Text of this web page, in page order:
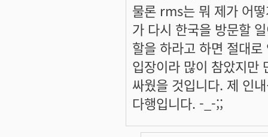
물론 rms는 뭐 제가 어
가 다시 한국을 방문할
할을 하라고 하면 절대
입장이라 많이 참았지만
싸웠을 것입니다. 제 인
다행입니다. -_-;;